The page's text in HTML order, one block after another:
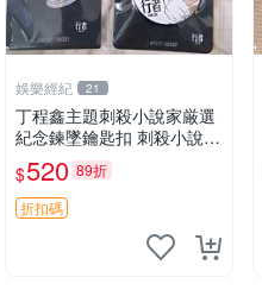
娛樂經紀 21
丁程鑫主題刺殺小說家厳選
紀念鍊墜鑰匙扣 刺殺小說家
丁程鑫 鍊墜
$520 89折
折扣碼